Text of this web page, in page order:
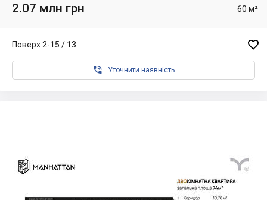
2.07 млн грн 60 м²
Поверх 2-15 / 13 
 Уточнити наявність